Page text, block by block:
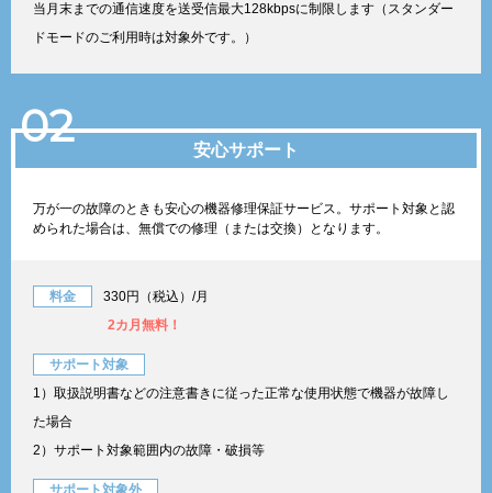
当月末までの通信速度を送受信最大128kbpsに制限します（スタンダー
ドモードのご利用時は対象外です。）
02 安心サポート
万が一の故障のときも安心の機器修理保証サービス。サポート対象と認
められた場合は、無償での修理（または交換）となります。
料金
330円（税込）/月
2カ月無料！
サポート対象
1）取扱説明書などの注意書きに従った正常な使用状態で機器が故障し
た場合
2）サポート対象範囲内の故障・破損等
サポート対象外